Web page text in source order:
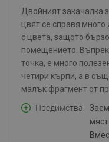
Двойният закачалка
цвят се справя
с цвета, защото
помещението.
точка, е много
четири кърпи, а в
малък фрагмент от
Предимства